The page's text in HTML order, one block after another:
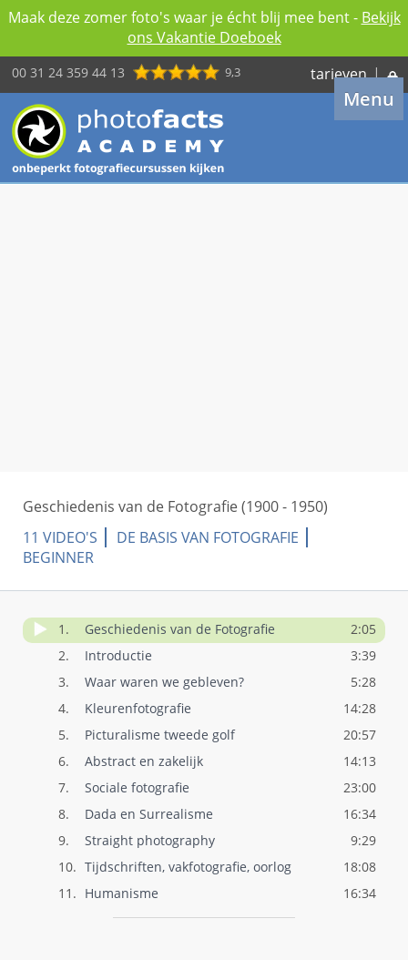
Maak deze zomer foto's waar je écht blij mee bent - Bekijk
ons Vakantie Doeboek
00 31 24 359 44 13 9,3 tarieven |
Menu
Geschiedenis van de Fotografie (1900 - 1950)
11 VIDEO'S
DE BASIS VAN FOTOGRAFIE
BEGINNER
1. Geschiedenis van de Fotografie
2:05
2.
Introductie
3:39
3.
Waar waren we gebleven?
5:28
4.
Kleurenfotografie
14:28
5.
Picturalisme tweede golf
20:57
6.
Abstract en zakelijk
14:13
7.
Sociale fotografie
23:00
8.
Dada en Surrealisme
16:34
9.
Straight photography
9:29
10. Tijdschriften, vakfotografie, oorlog
18:08
11. Humanisme 16:34